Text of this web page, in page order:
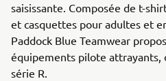
saisissante. Composée de t-
et casquettes pour adultes et
Paddock Blue Teamwear
équipements pilote attrayants,
série R.